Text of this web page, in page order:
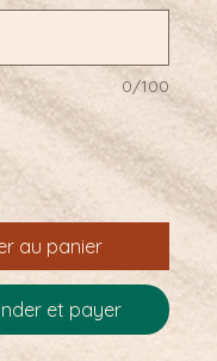
0/100
au panier
et payer